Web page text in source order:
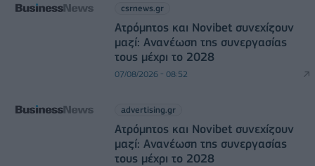
csrnews.gr
Ατρόμητος και Novibet συνεχίζουν
μαζί: Ανανέωση της συνεργασίας
τους μέχρι το 2028
07/08/2026 - 08:52
advertising.gr
Ατρόμητος και Novibet συνεχίζουν
μαζί: Ανανέωση της συνεργασίας
τους μέχρι το 2028